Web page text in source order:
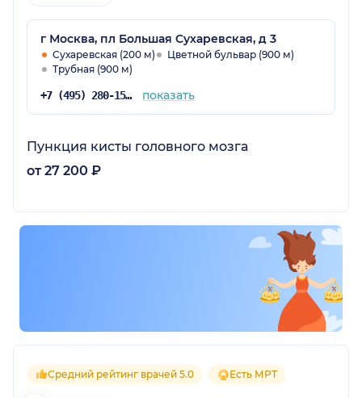
г Москва, пл Большая Сухаревская, д 3
Сухаревская (200 м)
Цветной бульвар (900 м)
Трубная (900 м)
+7 (495) 280-15-61 показать
Пункция кисты головного мозга
от 27 200 ₽
Средний рейтинг врачей 5.0 Есть МРТ